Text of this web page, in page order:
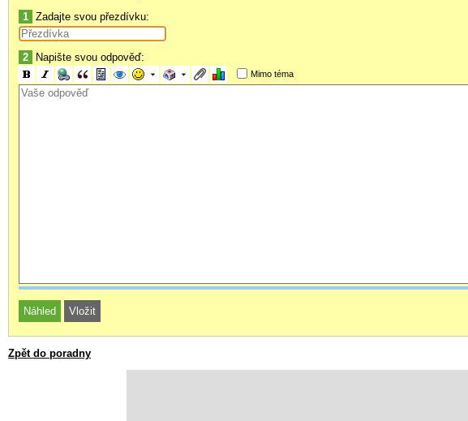
1 Zadajte svou přezdívku:
2 Napište svou odpověď:
Mimo téma
Zpět do poradny